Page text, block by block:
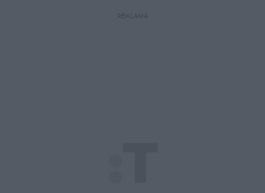
REKLAMA